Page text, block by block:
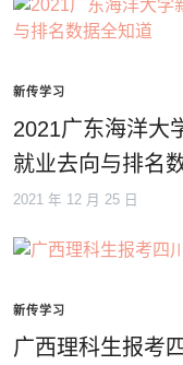
新传学习
2021广东海洋大
就业去向与排名
2021 年 12 月 25 日
新传学习
广西理科生报考